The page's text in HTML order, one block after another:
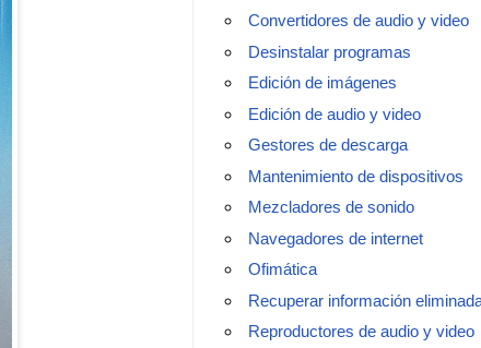
Convertidores de audio y video
Desinstalar programas
Edición de imágenes
Edición de audio y video
Gestores de descarga
Mantenimiento de dispositivos
Mezcladores de sonido
Navegadores de internet
Ofimática
Recuperar información
Reproductores de audio y video